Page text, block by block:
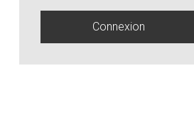
Connexion